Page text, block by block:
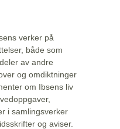
verker på
både som
av andre
og omdiktninger
om Ibsens liv
i samlingsverker
og aviser.